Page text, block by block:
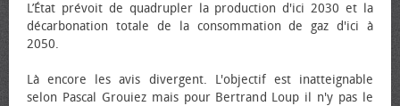
L’État prévoit de quadrupler la production d'ici 2030 et la
décarbonation totale de la consommation de gaz d'ici à
2050.
Là encore les avis divergent. L'objectif est inatteignable
selon Pascal Grouiez mais pour Bertrand Loup il n'y pas le